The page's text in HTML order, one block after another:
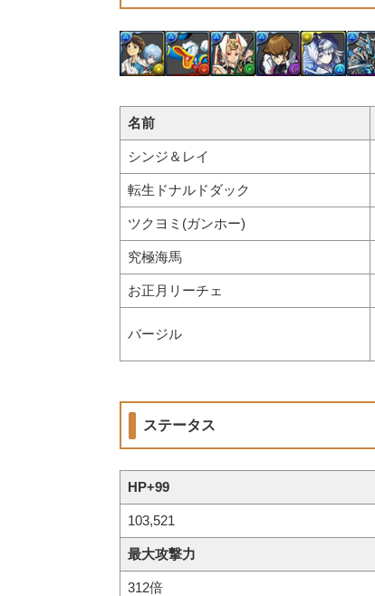
名前
シンジ＆レイ
転生ドナルドダック
ツクヨミ(ガンホー)
究極海馬
お正月リーチェ
バージル
ステータス
HP+99
103,521
最大攻撃力
312倍